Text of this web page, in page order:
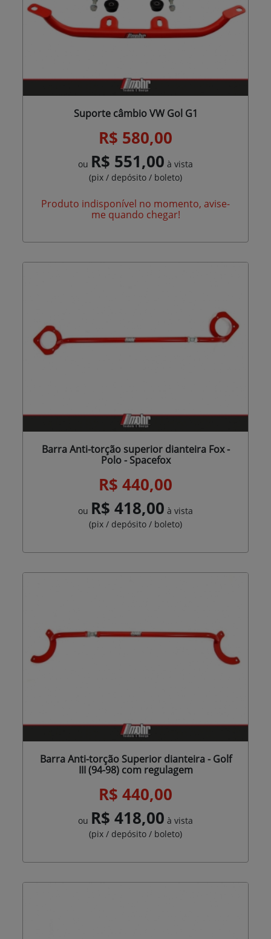
Suporte câmbio VW Gol G1
R$ 580,00
ou R$ 551,00 à vista
(pix / depósito / boleto)
Produto indisponível no momento, avise-
me quando chegar!
Barra Anti-torção superior dianteira Fox -
Polo - Spacefox
R$ 440,00
ou R$ 418,00 à vista
(pix / depósito / boleto)
Barra Anti-torção Superior dianteira - Golf
III (94-98) com regulagem
R$ 440,00
ou R$ 418,00 à vista
(pix / depósito / boleto)